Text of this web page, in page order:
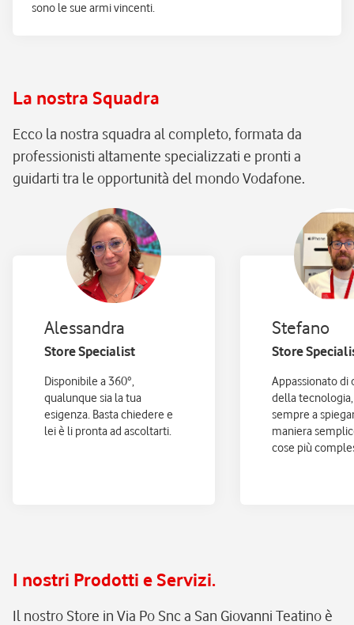
sono le sue armi vincenti.
La nostra Squadra
Ecco la nostra squadra al completo, formata da
professionisti altamente specializzati e pronti a
guidarti tra le opportunità del mondo Vodafone.
Alessandra
Store Specialist
Disponibile a 360°,
qualunque sia la tua
esigenza. Basta chiedere e
lei è li pronta ad ascoltarti.
Stefano
Store
Appassionato di
della
sempre a
maniera
cose più
I nostri Prodotti e Servizi.
Il nostro Store in Via Po Snc a San Giovanni Teatino è